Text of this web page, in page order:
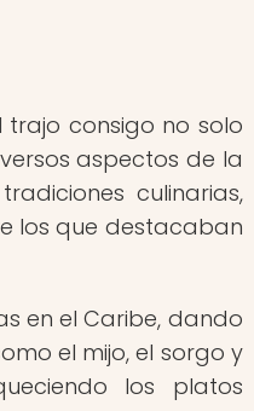
consigo no solo
aspectos de la
culinarias,
los que destacaban
en el Caribe, dando
el mijo, el sorgo y
los platos